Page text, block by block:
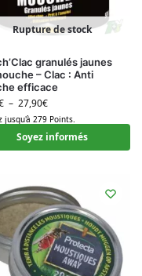
Rupture de stock
granulés jaunes
– Clac : Anti
efficace
– 27,90€
jusqu'à 279 Points.
Soyez informés